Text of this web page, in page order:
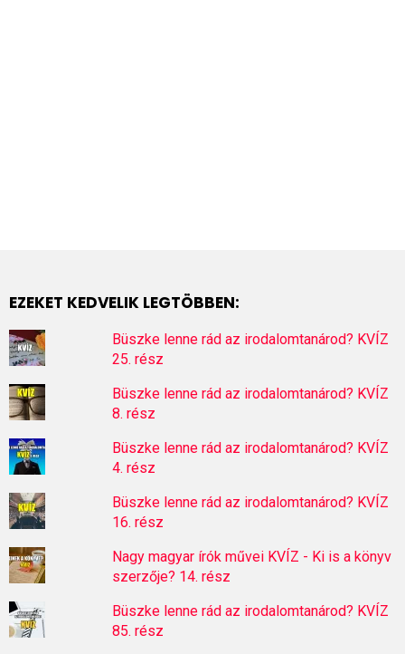
EZEKET KEDVELIK LEGTÖBBEN:
Büszke lenne rád az irodalomtanárod? KVÍZ
25. rész
Büszke lenne rád az irodalomtanárod? KVÍZ
8. rész
Büszke lenne rád az irodalomtanárod? KVÍZ
4. rész
Büszke lenne rád az irodalomtanárod? KVÍZ
16. rész
Nagy magyar írók művei KVÍZ - Ki is a könyv
szerzője? 14. rész
Büszke lenne rád az irodalomtanárod? KVÍZ
85. rész